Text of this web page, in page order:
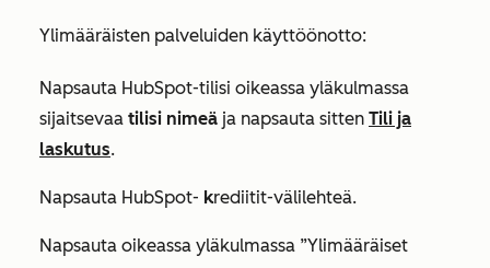
Ylimääräisten palveluiden käyttöönotto:
Napsauta HubSpot-tilisi oikeassa yläkulmassa
sijaitsevaa tilisi nimeä ja napsauta sitten Tili ja
laskutus.
Napsauta HubSpot- krediitit-välilehteä.
Napsauta oikeassa yläkulmassa ”Ylimääräiset